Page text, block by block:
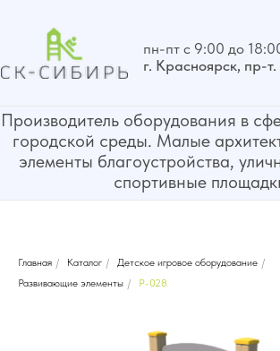
элементы благоустройства, уличные детские и
спортивные площадки
г. Красноярск, пр-т. Металлургов 28
Главная / Каталог / Детское игровое оборудование /
Развивающие элементы / P-028